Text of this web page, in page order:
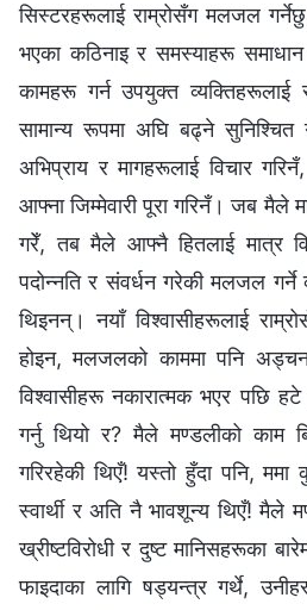
सिस्टरहरूलाई राम्रोसँग मलजल
भएका कठिनाइ र समस्याहरू समाधान
कामहरू गर्न उपयुक्त व्यक्तिहरूलाई
सामान्य रूपमा अघि बढ्ने
अभिप्राय र मागहरूलाई विचार
आफ्ना जिम्मेवारी पूरा गरिनँ। जब मैले
गरेँ, तब मैले आफ्नै हितलाई मात्र
पदोन्नति र संवर्धन गरेकी मलजल गर्ने
थिइनन्। नयाँ विश्वासीहरूलाई
होइन, मलजलको काममा पनि
विश्वासीहरू नकारात्मक भएर पछि
गर्नु थियो र? मैले मण्डलीको काम
गरिरहेकी थिएँ! यस्तो हुँदा पनि,
स्वार्थी र अति नै भावशून्य थिएँ! मैले
ख्रीष्टविरोधी र दुष्ट मानिसहरूका
फाइदाका लागि षड्यन्त्र गर्थे,